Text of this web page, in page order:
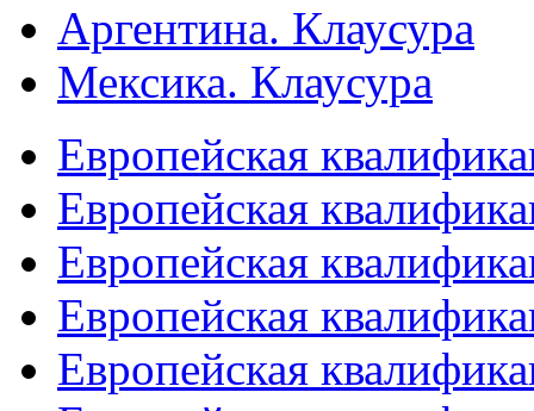
Аргентина. Клаусура
Мексика. Клаусура
Европейская
Европейская
Европейская
Европейская
Европейская